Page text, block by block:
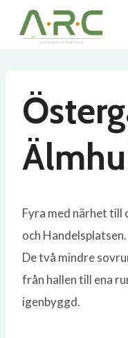
Fyra med närhet till
och Handelsplatsen.
De två mindre
från hallen till ena
igenbyggd.